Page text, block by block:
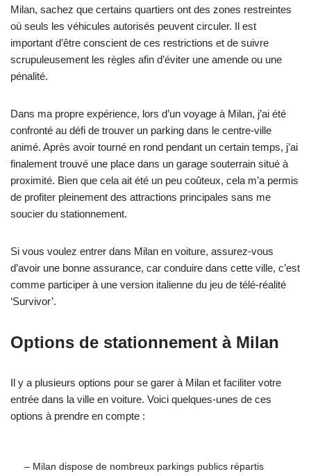
Milan, sachez que certains quartiers ont des zones restreintes
où seuls les véhicules autorisés peuvent circuler. Il est
important d’être conscient de ces restrictions et de suivre
scrupuleusement les règles afin d’éviter une amende ou une
pénalité.
Dans ma propre expérience, lors d’un voyage à Milan, j’ai été
confronté au défi de trouver un parking dans le centre-ville
animé. Après avoir tourné en rond pendant un certain temps, j’ai
finalement trouvé une place dans un garage souterrain situé à
proximité. Bien que cela ait été un peu coûteux, cela m’a permis
de profiter pleinement des attractions principales sans me
soucier du stationnement.
Si vous voulez entrer dans Milan en voiture, assurez-vous
d’avoir une bonne assurance, car conduire dans cette ville, c’est
comme participer à une version italienne du jeu de télé-réalité
‘Survivor’.
Options de stationnement à Milan
Il y a plusieurs options pour se garer à Milan et faciliter votre
entrée dans la ville en voiture. Voici quelques-unes de ces
options à prendre en compte :
– Milan dispose de nombreux parkings publics répartis